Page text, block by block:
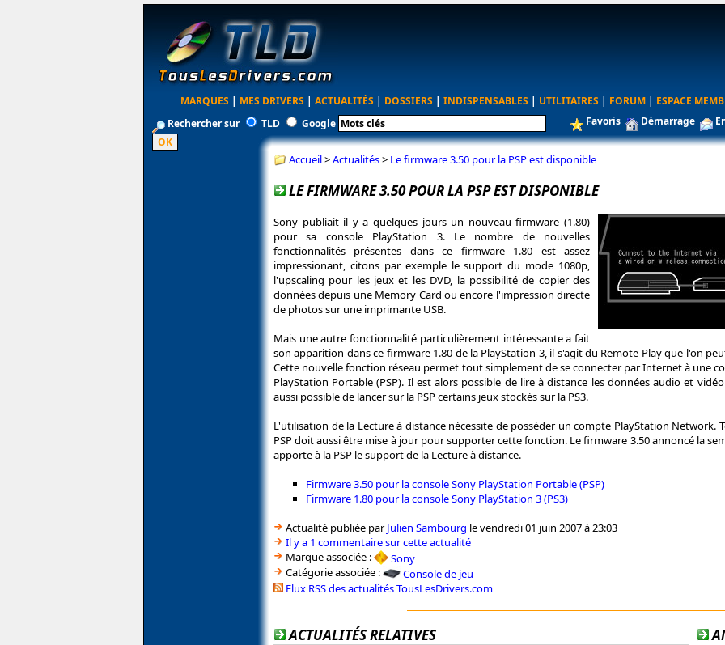
MARQUES | MES DRIVERS | ACTUALITÉS | DOSSIERS | INDISPENSABLES | UTILITAIRES | FORUM | ESPACE
Rechercher sur
TLD Google Favoris Démarrage
Accueil>Actualités> Le firmware 3.50 pour la PSP est disponible
LE FIRMWARE 3.50 POUR LA PSP EST DISPONIBLE
Sony publiait il y a quelques jours un nouveau firmware (1.80)
pour sa console PlayStation 3. Le nombre de nouvelles
fonctionnalités présentes dans ce firmware 1.80 est assez
impressionant, citons par exemple le support du mode 1080p,
l'upscaling pour les jeux et les DVD, la possibilité de copier des
données depuis une Memory Card ou encore l'impression directe
de photos sur une imprimante USB.
Mais une autre fonctionnalité particulièrement intéressante a fait
son apparition dans ce firmware 1.80 de la PlayStation 3, il s'agit du Remote Play que l'on
Cette nouvelle fonction réseau permet tout simplement de se connecter par Internet à une
PlayStation Portable (PSP). Il est alors possible de lire à distance les données audio et
aussi possible de lancer sur la PSP certains jeux stockés sur la PS3.
L'utilisation de la Lecture à distance nécessite de posséder un compte PlayStation Network.
PSP doit aussi être mise à jour pour supporter cette fonction. Le firmware 3.50 annoncé la
apporte à la PSP le support de la Lecture à distance.
Firmware 3.50 pour la console Sony PlayStation Portable (PSP)
Firmware 1.80 pour la console Sony PlayStation 3 (PS3)
Actualité publiée parJulien Sambourg le vendredi 01 juin 2007 à 23:03
Il y a 1 commentaire sur cette actualité
Marque associée :
Sony
Catégorie associée :
Console de jeu
Flux RSS des actualités TousLesDrivers.com
ACTUALITÉS RELATIVES